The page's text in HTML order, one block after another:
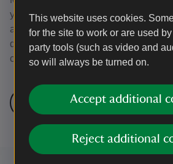
This website uses cookies.
for the site to work or are used
party tools (such as video and
so will always be turned on.
Accept additional
Reject additional
y caban yn nhiroedd Gerddi Colby.
arbennig i annog ymwelwyr i gamu
dyffrynnoedd gwyllt, ymgolli mewn
coetiroedd brodorol ddechrau anadlu
Nesaf: Arolwg